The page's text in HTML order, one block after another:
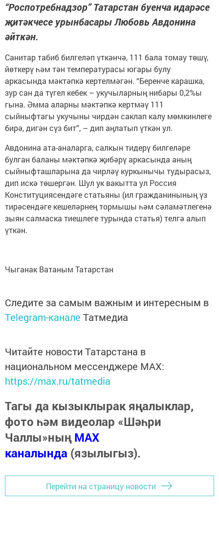
“Роспотребнадзор” Татарстан буенча идарәсе
җитәкчесе урынбасары Любовь Авдонина
әйткән.
Санитар табиб билгеләп үткәнчә, 111 бала томау төшү,
йөткерү һәм тән температурасы югары булу
аркасында мәктәпкә кертелмәгән. “Беренче карашка,
зур сан да түгел кебек – укучыларның нибары 0,2%ы
гына. Әмма аларны мәктәпкә кертмәү 111
сыйныфтагы укучыны чирдән саклап калу мөмкинлеге
бирә, дигән сүз бит”, – дип аңлатып үткән ул.
Авдонина ата-аналарга, салкын тидерү билгеләре
булган баланы мәктәпкә җибәрү аркасында аның
сыйныфташларына да чирләү куркынычы тудырасыз,
дип искә төшергән. Шул ук вакытта ул Россия
Конституциясендәге статьяны (ил гражданинының үз
тирәсендәге кешеләрнең тормышы һәм сәламәтлегенә
зыян салмаска тиешлеге турында статья) телгә алып
үткән.
Чыганак Ватаным Татарстан
Следите за самым важным и интересным в
Telegram-канале Татмедиа
Читайте новости Татарстана в
национальном мессенджере MАХ:
https://max.ru/tatmedia
Тагы да кызыклырак яңалыклар,
фото һәм видеолар «Шәһри
Чаллы»ныңMAX
каналында (язылыгыз).
Перейти на страницу новости